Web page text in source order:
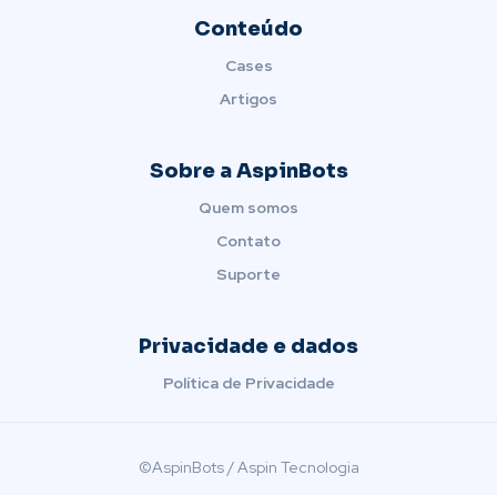
Conteúdo
Cases
Artigos
Sobre a AspinBots
Quem somos
Contato
Suporte
Privacidade e dados
Política de Privacidade
©AspinBots / Aspin Tecnologia